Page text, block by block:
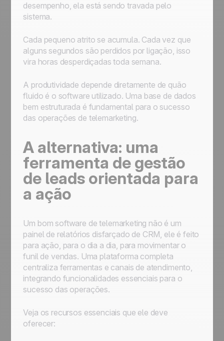
desempenho, ela está sendo travada pelo
sistema.
Cada pequeno atrito se acumula. Cada vez que
alguns segundos são perdidos por ligação, isso
vira horas desperdiçadas toda semana.
A produtividade depende diretamente de quão
fluido é o software utilizado. Uma base de dados
bem estruturada é fundamental para o sucesso
das operações de telemarketing.
A alternativa: uma
ferramenta de gestão
de leads orientada para
a ação
Um bom software de telemarketing não é um
painel de relatórios disfarçado de CRM, ele é feito
para ação, para o dia a dia, para movimentar o
funil de vendas. Uma plataforma completa
centraliza ferramentas e canais de atendimento,
integrando funcionalidades essenciais para o
sucesso das operações.
Veja os recursos essenciais que ele deve
oferecer: